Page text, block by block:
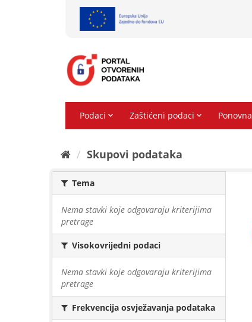
Skupovi podаtаkа
Tema
Nema stavki koje odgovaraju kriterijima
pretrage
Visokovrijedni podaci
Nema stavki koje odgovaraju kriterijima
pretrage
Frekvencija osvježavanja podataka